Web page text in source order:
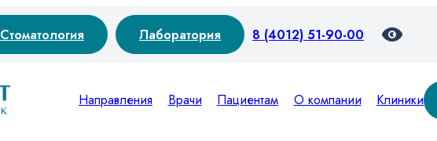
Стоматология Лаборатория 8 (4012) 51-90-00
Направления Врачи Пациентам О компании Клиники